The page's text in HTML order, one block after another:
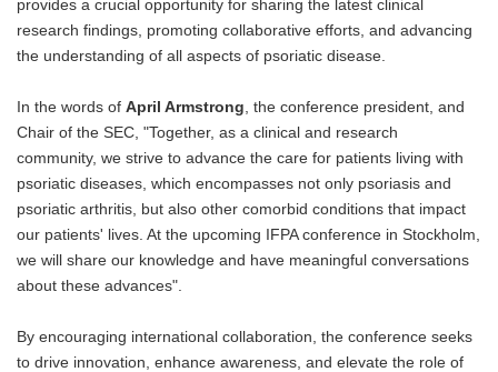
provides a crucial opportunity for sharing the latest clinical
research findings, promoting collaborative efforts, and advancing
the understanding of all aspects of psoriatic disease.
In the words of April Armstrong, the conference president, and
Chair of the SEC, "Together, as a clinical and research
community, we strive to advance the care for patients living with
psoriatic diseases, which encompasses not only psoriasis and
psoriatic arthritis, but also other comorbid conditions that impact
our patients' lives. At the upcoming IFPA conference in Stockholm,
we will share our knowledge and have meaningful conversations
about these advances".
By encouraging international collaboration, the conference seeks
to drive innovation, enhance awareness, and elevate the role of